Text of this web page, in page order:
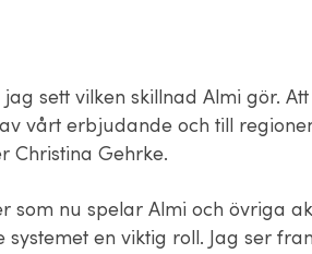
sett vilken skillnad Almi gör.
vårt erbjudande och till
Christina Gehrke.
som nu spelar Almi och övriga
en viktig roll. Jag ser